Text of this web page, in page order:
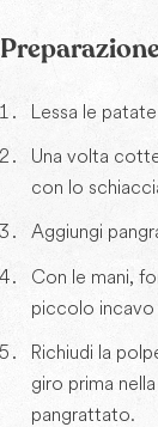
Lessa le
Una volta
con lo
Aggiungi
Con le mani,
piccolo incavo
Richiudi la
giro prima
pangrattato.